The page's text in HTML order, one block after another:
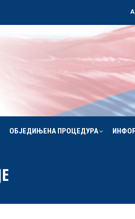
ОБЈЕДИЊЕНА ПРОЦЕДУРА